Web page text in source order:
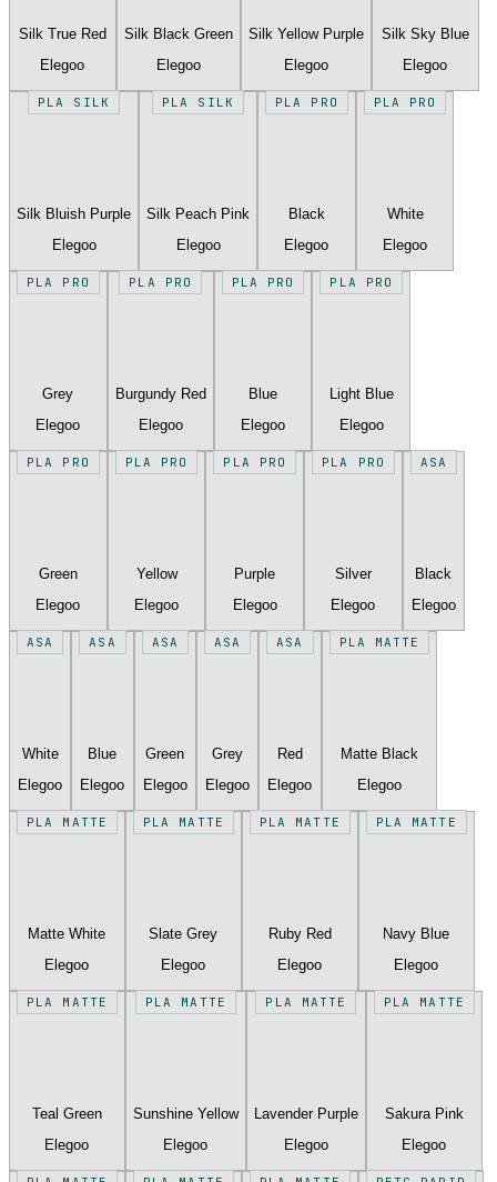
Silk True Red
Elegoo
Silk Black Green
Elegoo
Silk Yellow Purple
Elegoo
Silk Sky Blue
Elegoo
PLA SILK
Silk Bluish Purple
Elegoo
PLA SILK
Silk Peach Pink
Elegoo
PLA PRO
Black
Elegoo
PLA PRO
White
Elegoo
PLA PRO
Grey
Elegoo
PLA PRO
Burgundy Red
Elegoo
PLA PRO
Blue
Elegoo
PLA PRO
Light Blue
Elegoo
PLA PRO
Green
Elegoo
PLA PRO
Yellow
Elegoo
PLA PRO
Purple
Elegoo
PLA PRO
Silver
Elegoo
ASA
Black
Elegoo
ASA
White
Elegoo
ASA
Blue
Elegoo
ASA
Green
Elegoo
ASA
Grey
Elegoo
ASA
Red
Elegoo
PLA MATTE
Matte Black
Elegoo
PLA MATTE
Matte White
Elegoo
PLA MATTE
Slate Grey
Elegoo
PLA MATTE
Ruby Red
Elegoo
PLA MATTE
Navy Blue
Elegoo
PLA MATTE
Teal Green
Elegoo
PLA MATTE
Sunshine Yellow
Elegoo
PLA MATTE
Lavender Purple
Elegoo
PLA MATTE
Sakura Pink
Elegoo